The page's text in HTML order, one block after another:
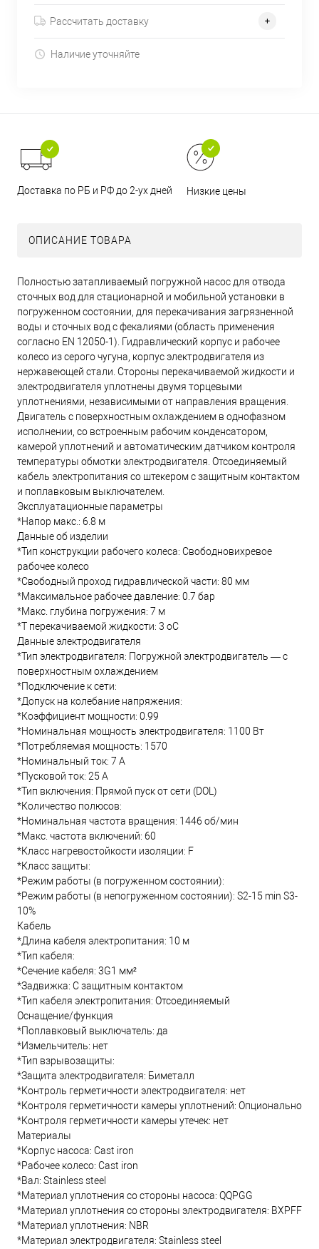
Рассчитать доставку
Наличие уточняйте
Доставка по РБ и РФ до 2-ух дней Низкие цены
ОПИСАНИЕ ТОВАРА
Полностью затапливаемый погружной насос для отвода
сточных вод для стационарной и мобильной установки в
погруженном состоянии, для перекачивания загрязненной
воды и сточных вод с фекалиями (область применения
согласно EN 12050-1). Гидравлический корпус и рабочее
колесо из серого чугуна, корпус электродвигателя из
нержавеющей стали. Стороны перекачиваемой жидкости и
электродвигателя уплотнены двумя торцевыми
уплотнениями, независимыми от направления вращения.
Двигатель с поверхностным охлаждением в однофазном
исполнении, со встроенным рабочим конденсатором,
камерой уплотнений и автоматическим датчиком контроля
температуры обмотки электродвигателя. Отсоединяемый
кабель электропитания со штекером с защитным контактом
и поплавковым выключателем.
Эксплуатационные параметры
*Напор макс.: 6.8 м
Данные об изделии
*Тип конструкции рабочего колеса: Свободновихревое
рабочее колесо
*Свободный проход гидравлической части: 80 мм
*Максимальное рабочее давление: 0.7 бар
*Макс. глубина погружения: 7 м
*T перекачиваемой жидкости: 3 oC
Данные электродвигателя
*Тип электродвигателя: Погружной электродвигатель — с
поверхностным охлаждением
*Подключение к сети:
*Допуск на колебание напряжения:
*Коэффициент мощности: 0.99
*Номинальная мощность электродвигателя: 1100 Вт
*Потребляемая мощность: 1570
*Номинальный ток: 7 А
*Пусковой ток: 25 А
*Тип включения: Прямой пуск от сети (DOL)
*Количество полюсов:
*Номинальная частота вращения: 1446 об/мин
*Макс. частота включений: 60
*Класс нагревостойкости изоляции: F
*Класс защиты:
*Режим работы (в погруженном состоянии):
*Режим работы (в непогруженном состоянии): S2-15 min S3-
10%
Кабель
*Длина кабеля электропитания: 10 м
*Тип кабеля:
*Сечение кабеля: 3G1 мм²
*Задвижка: С защитным контактом
*Тип кабеля электропитания: Отсоединяемый
Оснащение/функция
*Поплавковый выключатель: да
*Измельчитель: нет
*Тип взрывозащиты:
*Защита электродвигателя: Биметалл
*Контроль герметичности электродвигателя: нет
*Контроля герметичности камеры уплотнений: Опционально
*Контроля герметичности камеры утечек: нет
Материалы
*Корпус насоса: Cast iron
*Рабочее колесо: Cast iron
*Вал: Stainless steel
*Материал уплотнения со стороны насоса: QQPGG
*Материал уплотнения со стороны электродвигателя: BXPFF
*Материал уплотнения: NBR
*Материал электродвигателя: Stainless steel